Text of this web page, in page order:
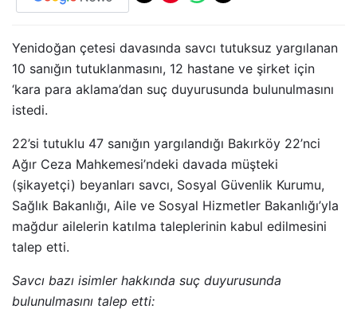
Yenidoğan çetesi davasında savcı tutuksuz yargılanan
10 sanığın tutuklanmasını, 12 hastane ve şirket için
‘kara para aklama’dan suç duyurusunda bulunulmasını
istedi.
22’si tutuklu 47 sanığın yargılandığı Bakırköy 22’nci
Ağır Ceza Mahkemesi’ndeki davada müşteki
(şikayetçi) beyanları savcı, Sosyal Güvenlik Kurumu,
Sağlık Bakanlığı, Aile ve Sosyal Hizmetler Bakanlığı’yla
mağdur ailelerin katılma taleplerinin kabul edilmesini
talep etti.
Savcı bazı isimler hakkında suç duyurusunda
bulunulmasını talep etti: